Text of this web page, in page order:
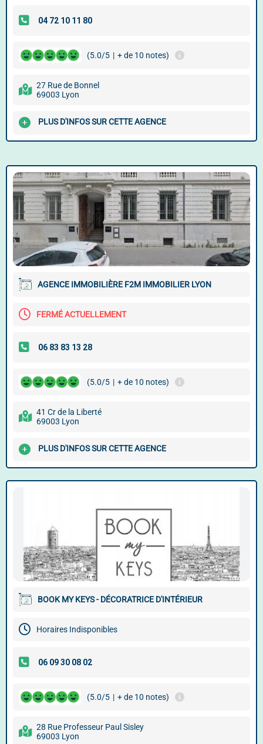
(5.0/5 | + de 10 notes)
27 Rue de Bonnel
69003 Lyon
PLUS D'INFOS SUR CETTE AGENCE
AGENCE IMMOBILIÈRE F2M IMMOBILIER LYON
FERMÉ ACTUELLEMENT
(5.0/5 | + de 10 notes)
41 Cr de la Liberté
69003 Lyon
PLUS D'INFOS SUR CETTE AGENCE
BOOK MY KEYS - DÉCORATRICE D'INTÉRIEUR
Horaires Indisponibles
(5.0/5 | + de 10 notes)
28 Rue Professeur Paul Sisley
69003 Lyon